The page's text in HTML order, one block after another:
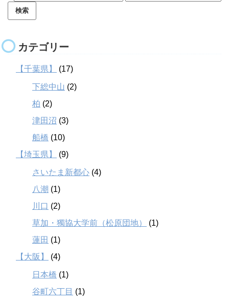
カテゴリー
【千葉県】 (17)
下総中山 (2)
柏 (2)
津田沼 (3)
船橋 (10)
【埼玉県】
(9)
さいたま新都心 (4)
八潮 (1)
川口 (2)
草加・獨協大学前（松原団地）
(1)
蓮田 (1)
【大阪】
(4)
日本橋 (1)
谷町六丁目 (1)